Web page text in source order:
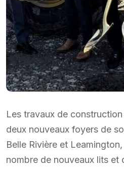
Les travaux de
deux nouveaux foyers de
Belle Rivière et
nombre de nouveaux lits et